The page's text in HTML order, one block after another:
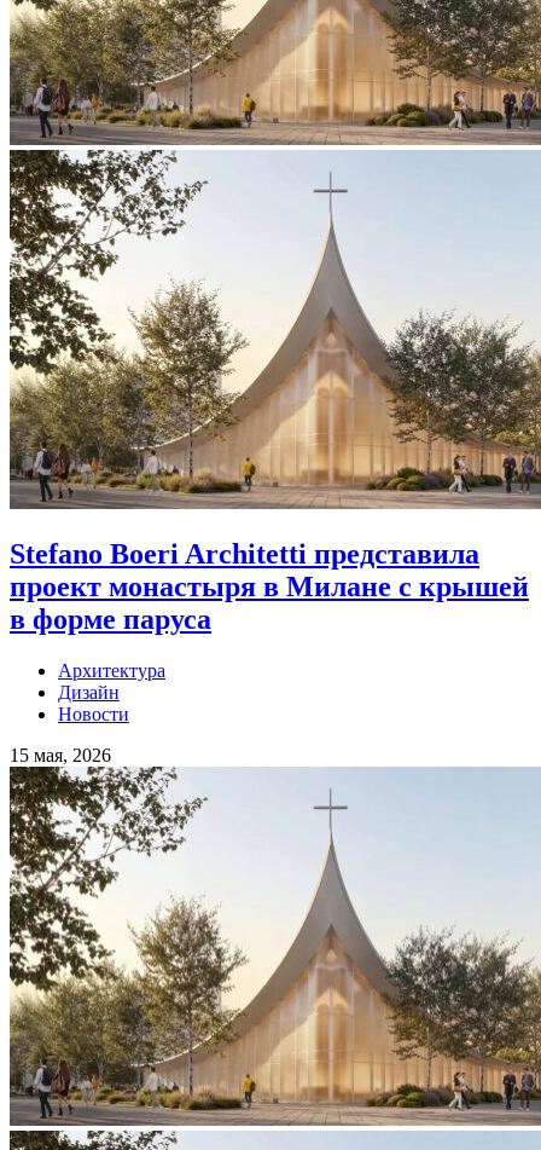
Stefano Boeri Architetti представила
проект монастыря в Милане с крышей
в форме паруса
Архитектура
Дизайн
Новости
15 мая, 2026